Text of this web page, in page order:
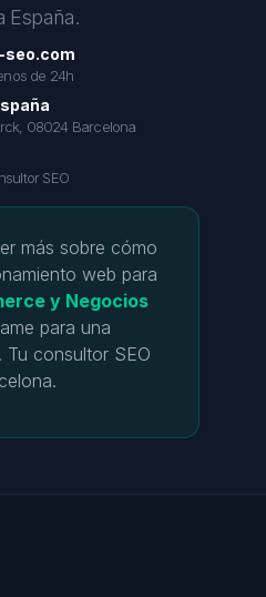
España.
de 24h
08024 Barcelona
SEO
más sobre cómo
web para
y Negocios
para una
Tu consultor SEO